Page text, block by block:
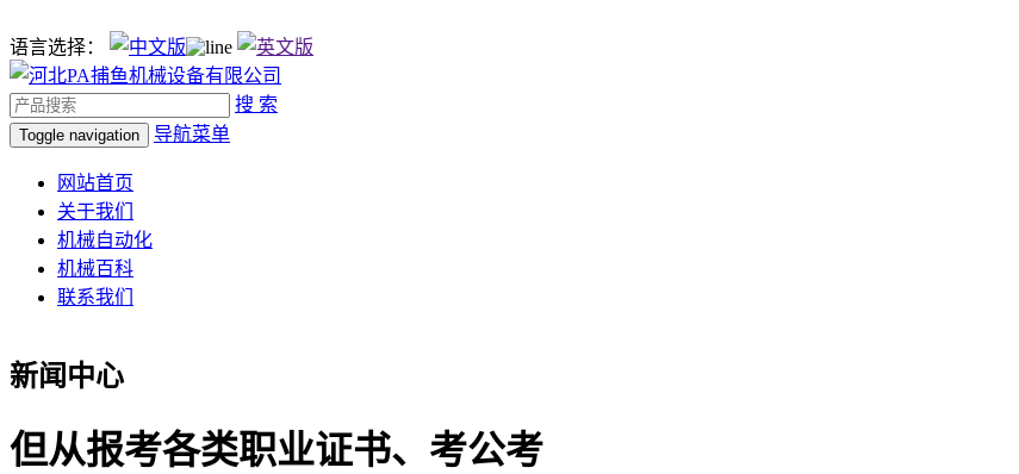
语言选择：
搜 索
Toggle navigation 导航菜单
网站首页
关于我们
机械自动化
机械百科
联系我们
新闻中心
但从报考各类职业证书、考公考